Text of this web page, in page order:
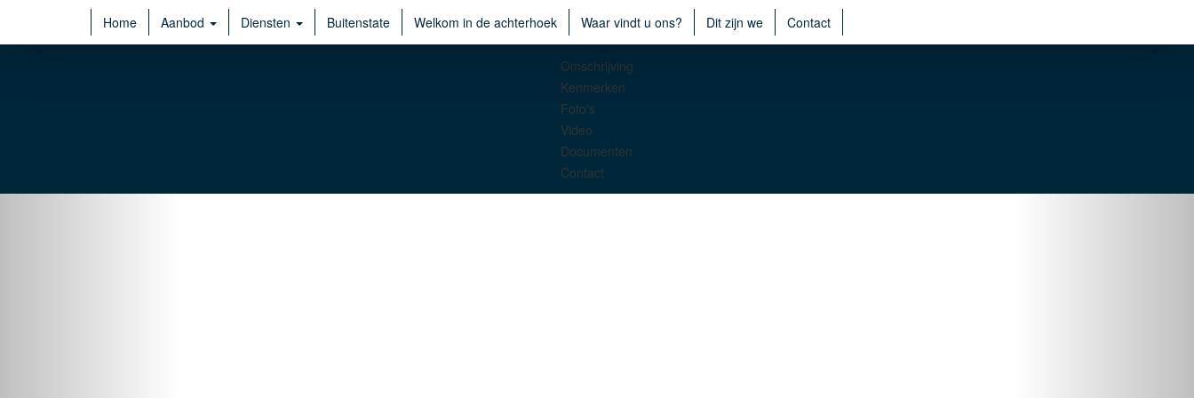
Home Aanbod Diensten Buitenstate Welkom in de achterhoek Waar vindt u ons? Dit zijn we Contact
Omschrijving
Kenmerken
Foto's
Video
Documenten
Contact